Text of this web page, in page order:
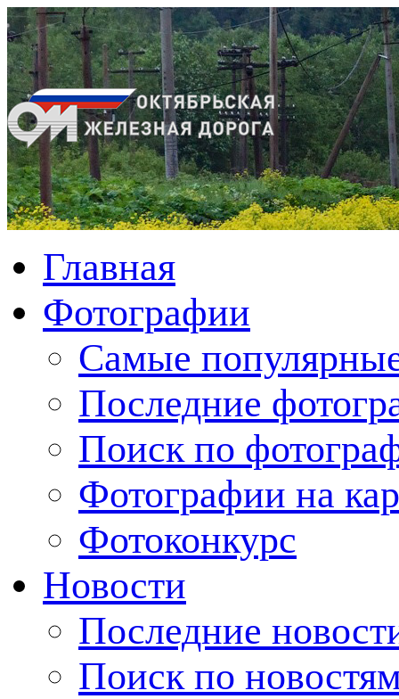
Главная
Фотографии
Cамые
Последние
Поиск по
Фотографии на
Фотоконкурс
Новости
Последние
Поиск по